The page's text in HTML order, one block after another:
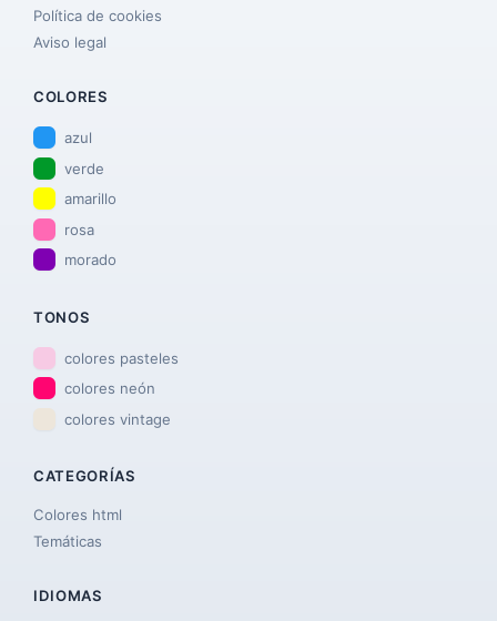
Política de cookies
Aviso legal
COLORES
azul
verde
amarillo
rosa
morado
TONOS
colores pasteles
colores neón
colores vintage
CATEGORÍAS
Colores html
Temáticas
IDIOMAS